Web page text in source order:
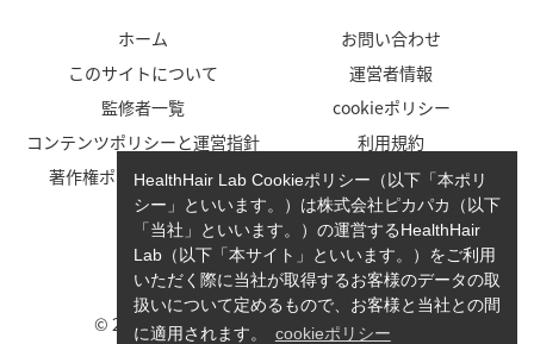
ホーム
お問い合わせ
このサイトについて
運営者情報
監修者一覧
cookieポリシー
コンテンツポリシーと運営指針
利用規約
著作権ポリシー/免責事項
プライバシーポリシー
© 2023-2026 HealthHair Lab ヘルスヘアラボ.
HealthHair Lab Cookieポリシー（以下「本ポリ
シー」といいます。）は株式会社ピカパカ（以下
「当社」といいます。）の運営するHealthHair
Lab（以下「本サイト」といいます。）をご利用
いただく際に当社が取得するお客様のデータの取
扱いについて定めるもので、お客様と当社との間
に適用されます。
cookieポリシー